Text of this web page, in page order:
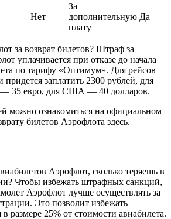
Нет
За
дополнительную
плату
Да
за возврат билетов? Штраф за
уплачивается при отказе до начала
по тарифу «Оптимум». Для рейсов
заплатить 2300 рублей, для
— 35 евро, для США — 40 долларов.
можно ознакомиться на официальном
билетов Аэрофлота здесь.
Аэрофлот, сколько теряешь в
Чтобы избежать штрафных санкций,
Аэрофлот лучше осуществлять за
Это позволит избежать
размере 25% от стоимости авиабилета.